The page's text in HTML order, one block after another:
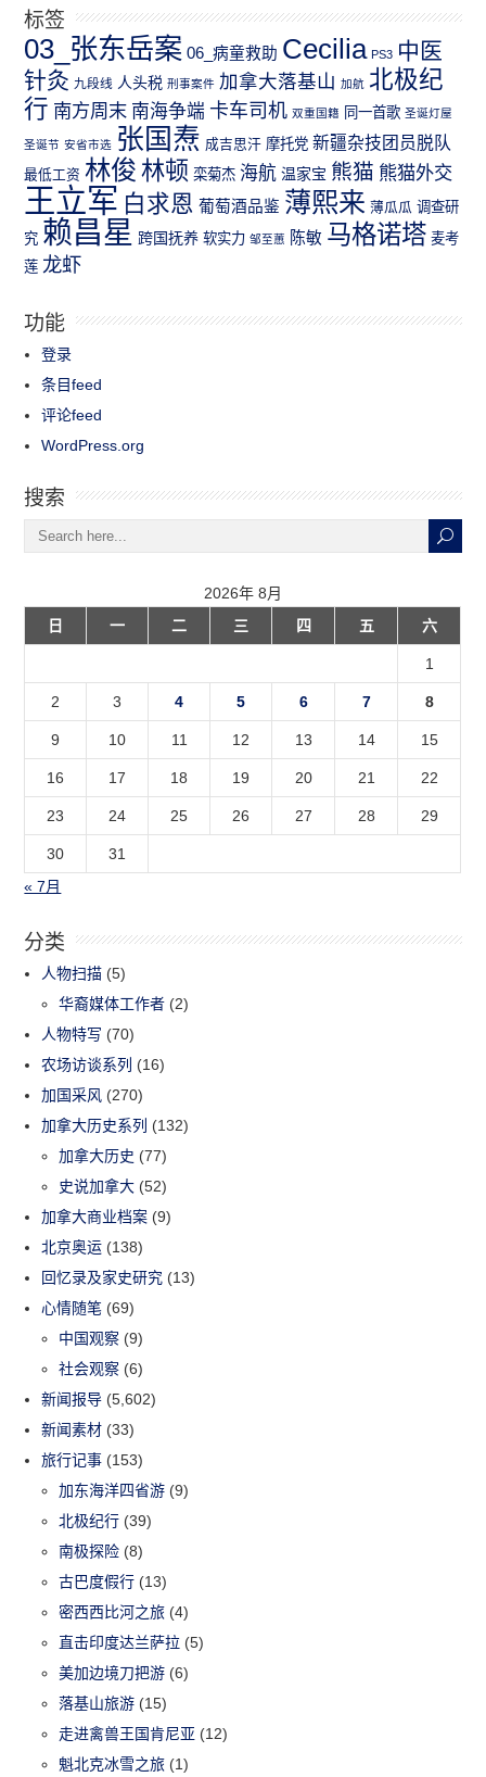
标签
03_张东岳案 06_病童救助 Cecilia PS3 中医
针灸 九段线 人头税 刑事案件 加拿大落基山 加航 北极纪
行 南方周末 南海争端 卡车司机 双重国籍 同一首歌 圣诞灯屋
圣诞节 安省市选 张国焘 成吉思汗 摩托党 新疆杂技团员脱队
最低工资 林俊 林顿 栾菊杰 海航 温家宝 熊猫 熊猫外交
王立军 白求恩 葡萄酒品鉴 薄熙来 薄瓜瓜 调查研
究 赖昌星 跨国抚养 软实力 邹至蕙 陈敏 马格诺塔 麦考
莲 龙虾
功能
登录
条目feed
评论feed
WordPress.org
搜索
2026年 8月
日
一 二 三 四 五 六
1
2 3 4 5 6 7 8
9 10 11 12 13 14 15
16 17 18 19 20 21 22
23 24 25 26 27 28 29
30
31
« 7月
分类
人物扫描 (5)
华裔媒体工作者 (2)
人物特写 (70)
农场访谈系列 (16)
加国采风 (270)
加拿大历史系列 (132)
加拿大历史 (77)
史说加拿大 (52)
加拿大商业档案 (9)
北京奥运 (138)
回忆录及家史研究 (13)
心情随笔 (69)
中国观察 (9)
社会观察 (6)
新闻报导 (5,602)
新闻素材 (33)
旅行记事 (153)
加东海洋四省游 (9)
北极纪行 (39)
南极探险 (8)
古巴度假行 (13)
密西西比河之旅 (4)
直击印度达兰萨拉 (5)
美加边境刀把游 (6)
落基山旅游 (15)
走进禽兽王国肯尼亚 (12)
魁北克冰雪之旅 (1)